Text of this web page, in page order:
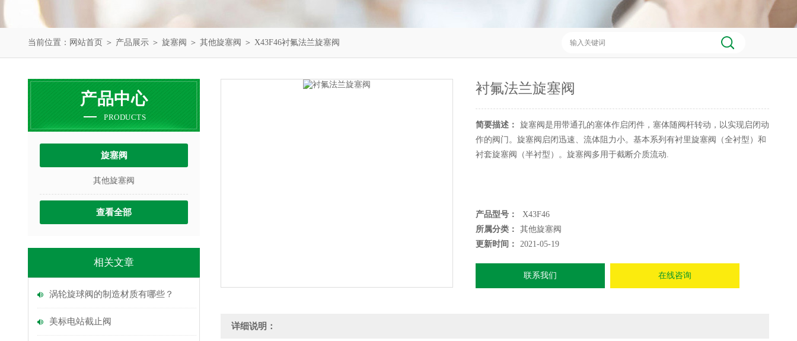
当前位置： 网站首页 ＞ 产品展示 ＞ 旋塞阀 ＞ 其他旋塞阀 ＞ X43F46衬氟法兰旋塞阀
产品中心
PRODUCTS
旋塞阀
其他旋塞阀
查看全部
相关文章
涡轮旋球阀的制造材质有哪些？
美标电站截止阀
衬氟法兰旋塞阀
简要描述：
旋塞阀是用带通孔的塞体作启闭件，塞体随阀杆转动，以实现启闭动
作的阀门。旋塞阀启闭迅速、流体阻力小。基本系列有衬里旋塞阀（全衬型）和
衬套旋塞阀（半衬型）。旋塞阀多用于截断介质流动.
产品型号：
X43F46
所属分类：
其他旋塞阀
更新时间：
2021-05-19
联系我们 在线咨询
详细说明：